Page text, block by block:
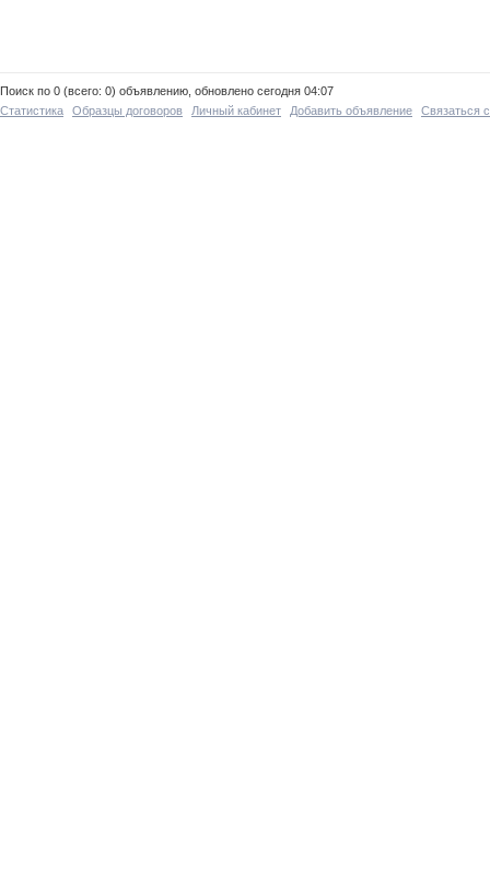
Поиск по 0 (всего: 0) объявлению, обновлено сегодня 04:07
Статистика
Образцы договоров Личный кабинет Добавить объявление Связаться